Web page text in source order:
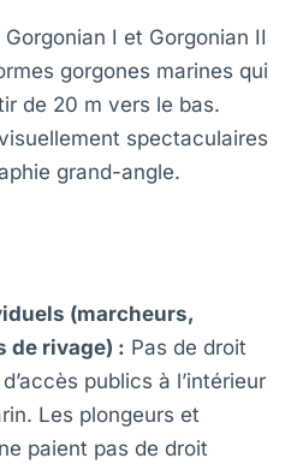
I et Gorgonian II
gorgones marines qui
de 20 m vers le bas.
spectaculaires
grand-angle.
(marcheurs,
de rivage) : Pas de droit
publics à l’intérieur
Les plongeurs et
paient pas de droit